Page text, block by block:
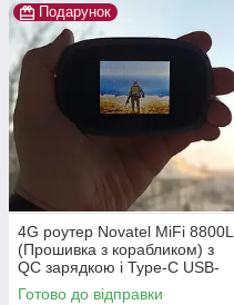
Подарунок
4G роутер Novatel MiFi 8800L
(Прошивка з корабликом) з
QC зарядкою і Type-C USB-
кабелем
Готово до відправки